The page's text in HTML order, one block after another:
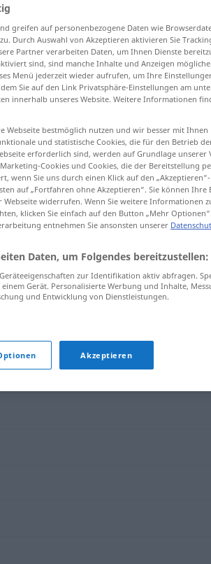
schlecht
greifen auf personenbezogene Daten wie
Durch Auswahl von Akzeptieren aktivieren Sie
Partner verarbeiten Daten, um Ihnen Dienste
sind, sind manche Inhalte und Anzeigen
Menü jederzeit wieder aufrufen, um Ihre
Sie auf den Link Privatsphäre-Einstellungen am
innerhalb unseres Website. Weitere Informationen
Webseite bestmöglich nutzen und wir besser mit Ihnen
und statistische Cookies, die für den Betrieb
erforderlich sind, werden auf Grundlage unserer
Cookies und Cookies, die der Bereitstellung
wenn Sie uns durch einen Klick auf den
auf „Fortfahren ohne Akzeptieren“. Sie können Ihre
widerrufen. Wenn Sie weitere Informationen
klicken Sie einfach auf den Button „Mehr Optionen“.
entnehmen Sie ansonsten unserer
Daten, um Folgendes bereitzustellen:
zur Identifikation aktiv abfragen.
Gerät. Personalisierte Werbung und Inhalte,
und Entwicklung von Dienstleistungen.
Akzeptieren